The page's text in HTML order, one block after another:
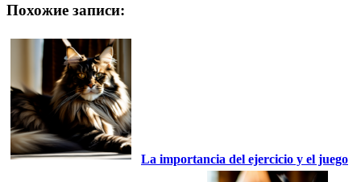
Похожие записи:
La importancia del ejercicio y el juego